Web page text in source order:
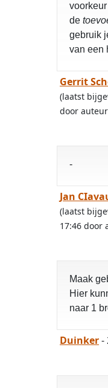
de
gebruik
van een
Gerrit
(laatst
door
-
Jan
(laatst
17:46 door
Maak
Hier
naar 1
Duinker-